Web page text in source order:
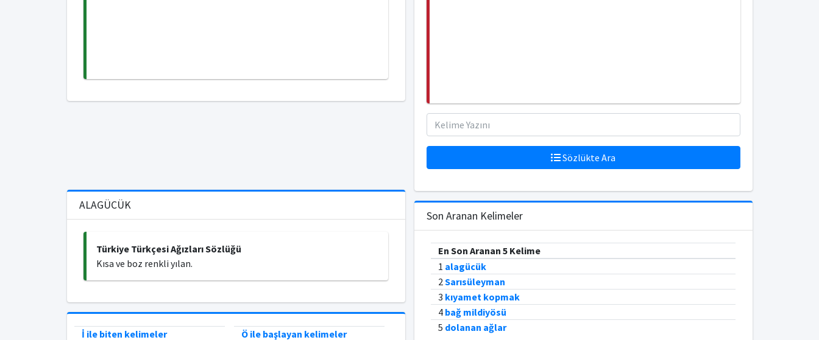
ALAGÜCÜK
Türkiye Türkçesi Ağızları Sözlüğü
Kısa ve boz renkli yılan.
İ ile biten kelimeler
Ö ile başlayan kelimeler
Sözlükte Ara
Son Aranan Kelimeler
En Son Aranan 5 Kelime
1 alagücük
2Sarısüleyman
3 kıyamet kopmak
4 bağ mildiyösü
5 dolanan ağlar